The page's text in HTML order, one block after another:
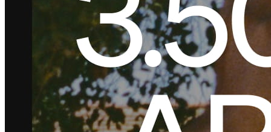
Personal
Banca
Desarrollador
Todos los productos